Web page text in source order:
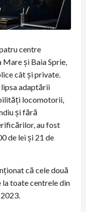
centre
și Baia Sprie,
cât și private.
adaptării
locomotorii,
și fără
au fost
de lei și 21 de
că cele două
toate centrele din